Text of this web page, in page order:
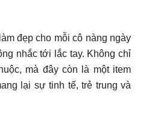
đẹp cho mỗi cô nàng ngày
nhắc tới lắc tay. Không chỉ
mà đây còn là một item
lại sự tinh tế, trẻ trung và